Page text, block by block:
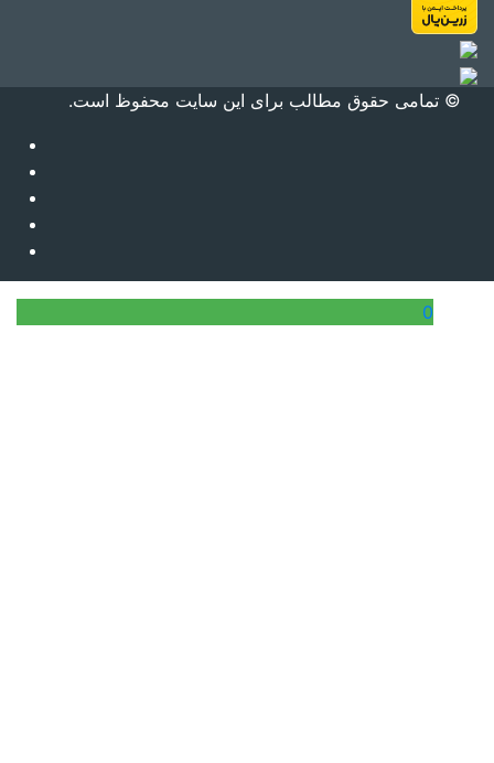
© تمامی حقوق مطالب برای این سایت محفوظ است.
0